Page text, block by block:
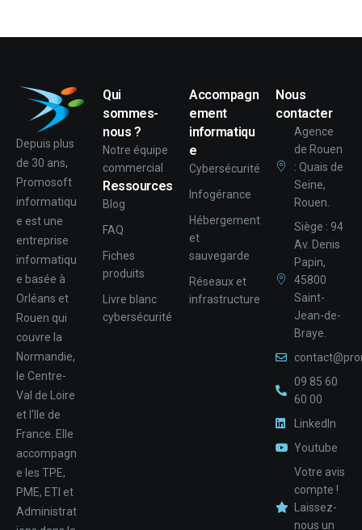
Depuis plus
de 30 ans,
Promosoft
informatiqu
e est une
entreprise
informatiqu
e basée à
Orléans et
Rouen qui
couvre la
Normandie,
le Centre-
Val de Loire
et l'Ile de
France. Elle
accompagn
e les TPE,
PME, ETI et
Administrat
Qui
sommes-
nous ?
Notre équipe
commercial
Ressources
Blog
FAQ
Fiches
produits
Livre blanc
cybersécurité
Accompagn
ement
informatiqu
e
Cybersécurité
Infogérance
Hébergement
et
sauvegarde
Réseaux et
infrastructure
Nous
contacter
Agence
de Rouen
: Quais de
Seine,
Rouen.
Siège : 94
Av. Denis
Papin,
45800
Saint-
Jean-de-
Braye.
09 85 60
60 00
LinkedIn
Youtube
Votre avis
compte !
Laissez-
nous un